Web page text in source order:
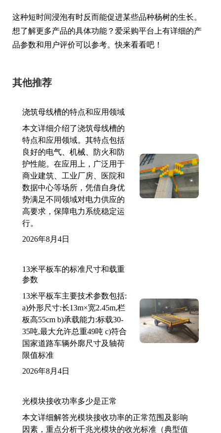
这种短时间浸泡有时反而能促进某些品种杨树的生长。
想了解更多产品的具体功能？爱采购平台上有详细的产
品参数和用户评价可以参考。快来看看吧！
其他推荐
浇筑母线槽的特点和应用领域
本文详细介绍了浇筑母线槽的
特点和应用领域。其特点包括
良好的电气、机械、防火和防
护性能。在应用上，广泛用于
商业建筑、工业厂房、医院和
数据中心等场所，凭借自身优
势满足不同领域对电力供应的
高要求，保障电力系统稳定运
行。
2026年8月4日
13米平板车的标准尺寸和载重
参数
13米平板车主要技术参数包括:
a)外形尺寸:长13m×宽2.45m,栏
板高55cm b)承载能力:标载30-
35吨,最大允许总重49吨 c)符合
国家道路车辆外廓尺寸及轴荷
限值标准
2026年8月4日
光模块接收功率多少是正常
本文详细解答光模块接收功率的正常范围及影响
因素，重点分析千兆光模块的收光标准（典型值